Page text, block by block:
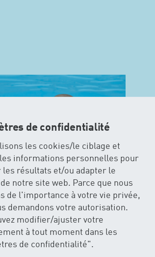
de confidentialité
les cookies/le ciblage et
informations personnelles pour
les résultats et/ou adapter le
notre site web. Parce que nous
de l'importance à votre vie privée,
demandons votre autorisation.
modifier/ajuster votre
à tout moment dans les
de confidentialité".
MAXIS
sécurité et le plaisir de l’eau
le premier plan pour les
cours MAXIS. Les enfants